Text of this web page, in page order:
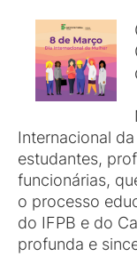
Internacional
estudantes,
funcionárias,
o processo
do IFPB e do
profunda e